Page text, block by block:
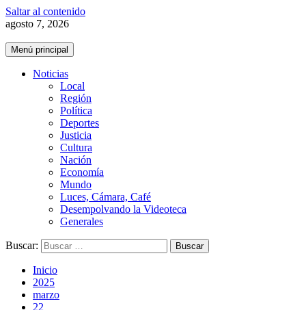
Saltar al contenido
agosto 7, 2026
Menú principal
Noticias
Local
Región
Política
Deportes
Justicia
Cultura
Nación
Economía
Mundo
Luces, Cámara, Café
Desempolvando la Videoteca
Generales
Buscar:
Inicio
2025
marzo
22